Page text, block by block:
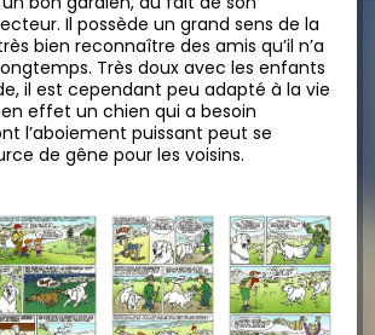
Il possède un grand sens de la
bien reconnaître des amis qu’il n’a
Très doux avec les enfants
il est cependant peu adapté à la vie
effet un chien qui a besoin
l’aboiement puissant peut se
de gêne pour les voisins.